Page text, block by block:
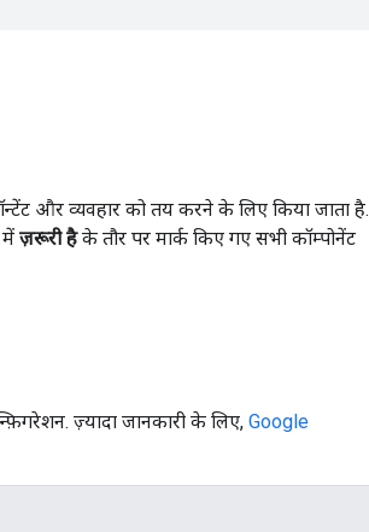
और व्यवहार को तय करने के लिए किया जाता है.
में ज़रूरी हैके तौर पर मार्क किए गए सभी कॉम्पोनेंट
ज़्यादा जानकारी के लिए, Google